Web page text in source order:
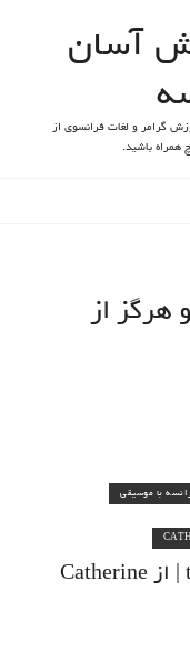
آسان
گرامر و لغات فرانسوی از
همراه باشید.
هرگز از
با موسیقی
ترجمه ی آهنگ فرانسوی toi jamais | از Catherine